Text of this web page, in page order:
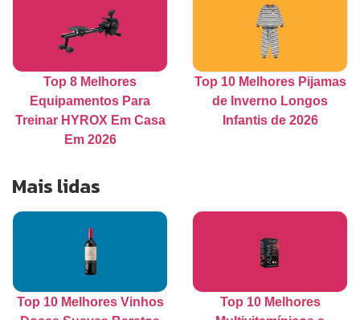
Top 8 Melhores
Equipamentos Para
Treinar HYROX Em Casa
Em 2026
Top 10 Melhores Pijamas
de Inverno Longos
Infantis de 2026
Mais lidas
Top 10 Melhores Vinhos
Top 10 Melhores